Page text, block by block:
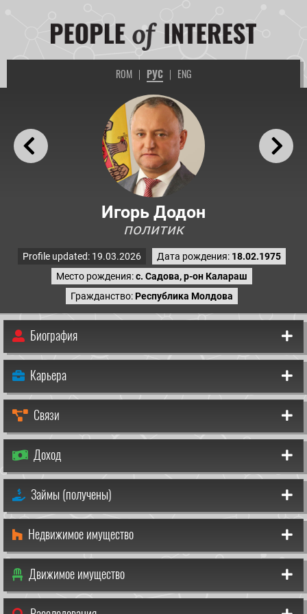
ROM | РУС | ENG
Игорь Додон
политик
Profile updated: 19.03.2026 Дата рождения: 18.02.1975
Место рождения:с. Садова, р-он Калараш
Гражданство:Республика Молдова
Биография
Карьера
Связи
Доход
Займы (получены)
Недвижимое имущество
Движимое имущество